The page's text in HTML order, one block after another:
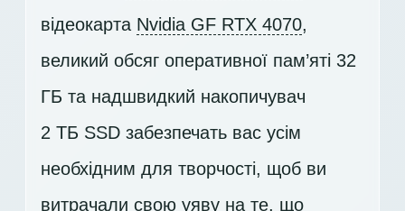
відеокарта Nvidia GF RTX 4070,
великий обсяг оперативної пам’яті 32
ГБ та надшвидкий накопичувач
2 ТБ SSD забезпечать вас усім
необхідним для творчості, щоб ви
витрачали свою уяву на те, що